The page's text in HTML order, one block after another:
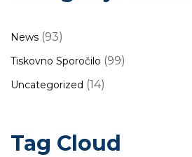
News (93)
Tiskovno Sporočilo (99)
Uncategorized (14)
Tag Cloud